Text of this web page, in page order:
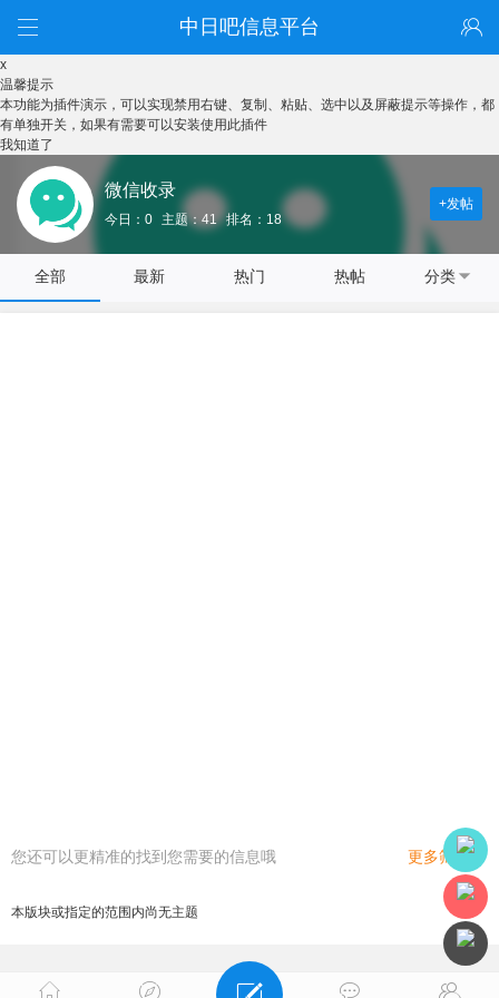
中日吧信息平台
x
温馨提示
本功能为插件演示，可以实现禁用右键、复制、粘贴、选中以及屏蔽提示等操作，都
有单独开关，如果有需要可以安装使用此插件
我知道了
微信收录
今日：0 主题：41 排名：18
+发帖
全部 最新 热门 热帖 分类
您还可以更精准的找到您需要的信息哦 更多筛选
本版块或指定的范围内尚无主题